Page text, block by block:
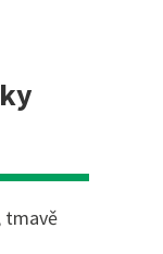
tmavě